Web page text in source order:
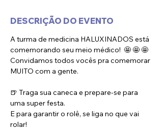
DESCRIÇÃO DO EVENTO
A turma de medicina HALUXINADOS está
comemorando seu meio médico!  🤩 🤩 🤩
Convidamos todos vocês pra comemorar
MUITO com a gente.
🍺 Traga sua caneca e prepare-se para
uma super festa.
E para garantir o rolê, se liga no que vai
rolar!